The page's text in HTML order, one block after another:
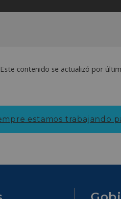
Este contenido se actualizó por
estamos trabajando